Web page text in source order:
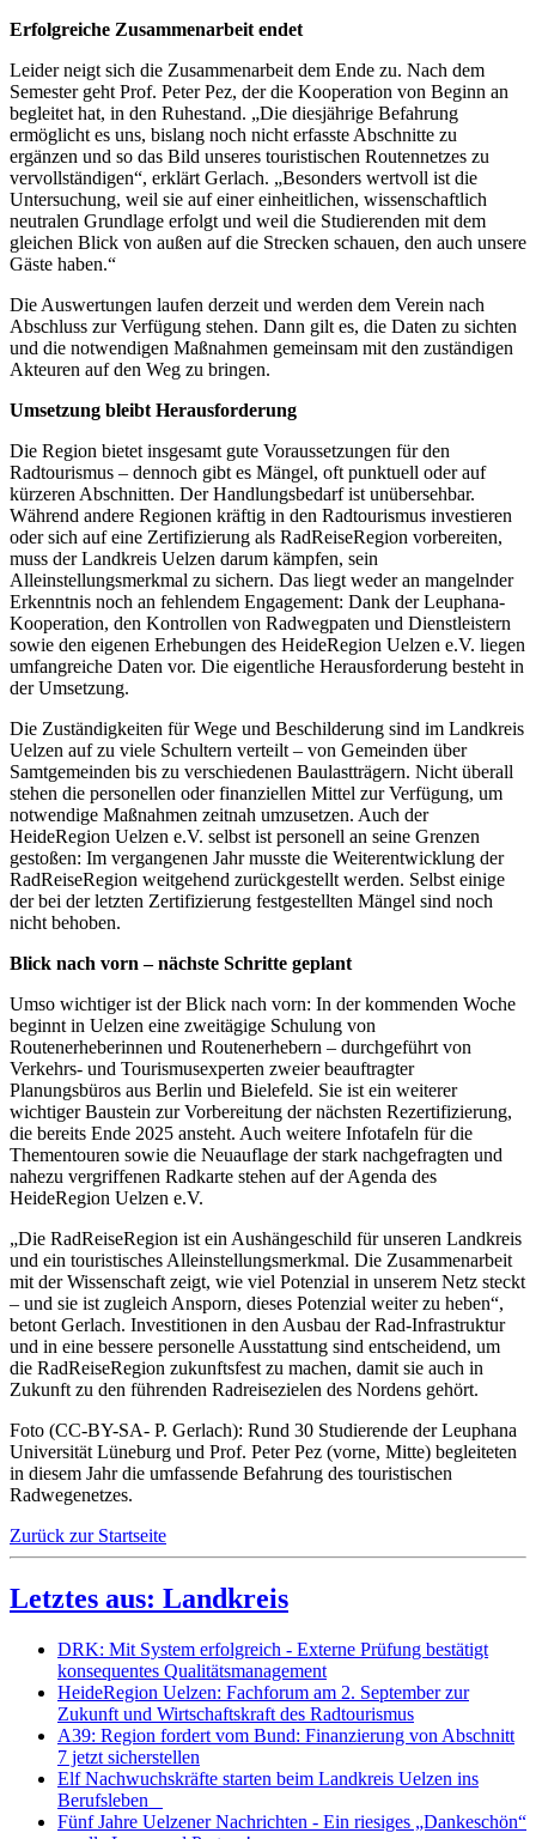
Erfolgreiche Zusammenarbeit endet
Leider neigt sich die Zusammenarbeit dem Ende zu. Nach dem
Semester geht Prof. Peter Pez, der die Kooperation von Beginn an
begleitet hat, in den Ruhestand. „Die diesjährige Befahrung
ermöglicht es uns, bislang noch nicht erfasste Abschnitte zu
ergänzen und so das Bild unseres touristischen Routennetzes zu
vervollständigen“, erklärt Gerlach. „Besonders wertvoll ist die
Untersuchung, weil sie auf einer einheitlichen, wissenschaftlich
neutralen Grundlage erfolgt und weil die Studierenden mit dem
gleichen Blick von außen auf die Strecken schauen, den auch unsere
Gäste haben.“
Die Auswertungen laufen derzeit und werden dem Verein nach
Abschluss zur Verfügung stehen. Dann gilt es, die Daten zu sichten
und die notwendigen Maßnahmen gemeinsam mit den zuständigen
Akteuren auf den Weg zu bringen.
Umsetzung bleibt Herausforderung
Die Region bietet insgesamt gute Voraussetzungen für den
Radtourismus – dennoch gibt es Mängel, oft punktuell oder auf
kürzeren Abschnitten. Der Handlungsbedarf ist unübersehbar.
Während andere Regionen kräftig in den Radtourismus investieren
oder sich auf eine Zertifizierung als RadReiseRegion vorbereiten,
muss der Landkreis Uelzen darum kämpfen, sein
Alleinstellungsmerkmal zu sichern. Das liegt weder an mangelnder
Erkenntnis noch an fehlendem Engagement: Dank der Leuphana-
Kooperation, den Kontrollen von Radwegpaten und Dienstleistern
sowie den eigenen Erhebungen des HeideRegion Uelzen e.V. liegen
umfangreiche Daten vor. Die eigentliche Herausforderung besteht in
der Umsetzung.
Die Zuständigkeiten für Wege und Beschilderung sind im Landkreis
Uelzen auf zu viele Schultern verteilt – von Gemeinden über
Samtgemeinden bis zu verschiedenen Baulastträgern. Nicht überall
stehen die personellen oder finanziellen Mittel zur Verfügung, um
notwendige Maßnahmen zeitnah umzusetzen. Auch der
HeideRegion Uelzen e.V. selbst ist personell an seine Grenzen
gestoßen: Im vergangenen Jahr musste die Weiterentwicklung der
RadReiseRegion weitgehend zurückgestellt werden. Selbst einige
der bei der letzten Zertifizierung festgestellten Mängel sind noch
nicht behoben.
Blick nach vorn – nächste Schritte geplant
Umso wichtiger ist der Blick nach vorn: In der kommenden Woche
beginnt in Uelzen eine zweitägige Schulung von
Routenerheberinnen und Routenerhebern – durchgeführt von
Verkehrs- und Tourismusexperten zweier beauftragter
Planungsbüros aus Berlin und Bielefeld. Sie ist ein weiterer
wichtiger Baustein zur Vorbereitung der nächsten Rezertifizierung,
die bereits Ende 2025 ansteht. Auch weitere Infotafeln für die
Thementouren sowie die Neuauflage der stark nachgefragten und
nahezu vergriffenen Radkarte stehen auf der Agenda des
HeideRegion Uelzen e.V.
„Die RadReiseRegion ist ein Aushängeschild für unseren Landkreis
und ein touristisches Alleinstellungsmerkmal. Die Zusammenarbeit
mit der Wissenschaft zeigt, wie viel Potenzial in unserem Netz steckt
– und sie ist zugleich Ansporn, dieses Potenzial weiter zu heben“,
betont Gerlach. Investitionen in den Ausbau der Rad-Infrastruktur
und in eine bessere personelle Ausstattung sind entscheidend, um
die RadReiseRegion zukunftsfest zu machen, damit sie auch in
Zukunft zu den führenden Radreisezielen des Nordens gehört.
Foto (CC-BY-SA- P. Gerlach): Rund 30 Studierende der Leuphana
Universität Lüneburg und Prof. Peter Pez (vorne, Mitte) begleiteten
in diesem Jahr die umfassende Befahrung des touristischen
Radwegenetzes.
Zurück zur Startseite
Letztes aus: Landkreis
DRK: Mit System erfolgreich - Externe Prüfung bestätigt
konsequentes Qualitätsmanagement
HeideRegion Uelzen: Fachforum am 2. September zur
Zukunft und Wirtschaftskraft des Radtourismus
A39: Region fordert vom Bund: Finanzierung von Abschnitt
7 jetzt sicherstellen
Elf Nachwuchskräfte starten beim Landkreis Uelzen ins
Berufsleben
Fünf Jahre Uelzener Nachrichten - Ein riesiges „Dankeschön“